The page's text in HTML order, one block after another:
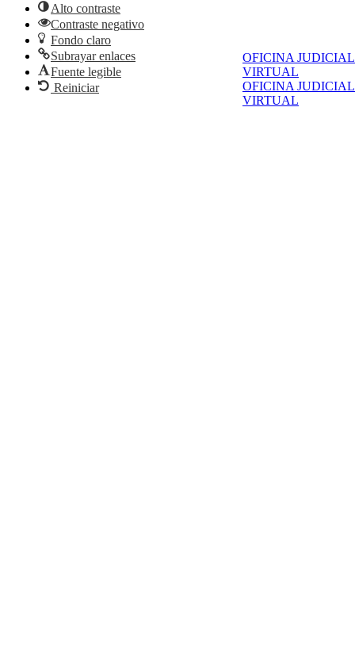
OFICINA JUDICIAL
VIRTUAL
OFICINA JUDICIAL
VIRTUAL
Alto contraste
Contraste negativo
Fondo claro
Subrayar enlaces
Fuente legible
Reiniciar